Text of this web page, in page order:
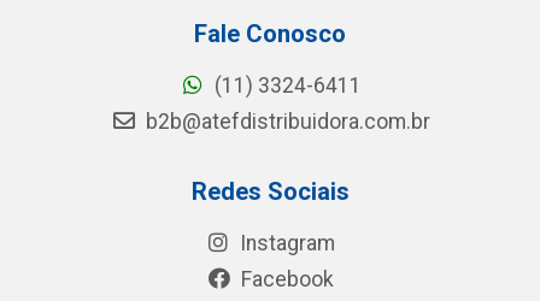
Fale Conosco
(11) 3324-6411
b2b@atefdistribuidora.com.br
Redes Sociais
Instagram
Facebook